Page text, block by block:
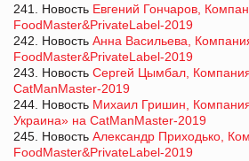
241. Новость Евгений Гончаров,
FoodMaster&PrivateLabel-2019
242. Новость Анна Васильева,
FoodMaster&PrivateLabel-2019
243. Новость Сергей Цымбал,
CatManMaster-2019
244. Новость Михаил Гришин,
Украина» на CatManMaster-2019
245. Новость Александр Приходько,
FoodMaster&PrivateLabel-2019